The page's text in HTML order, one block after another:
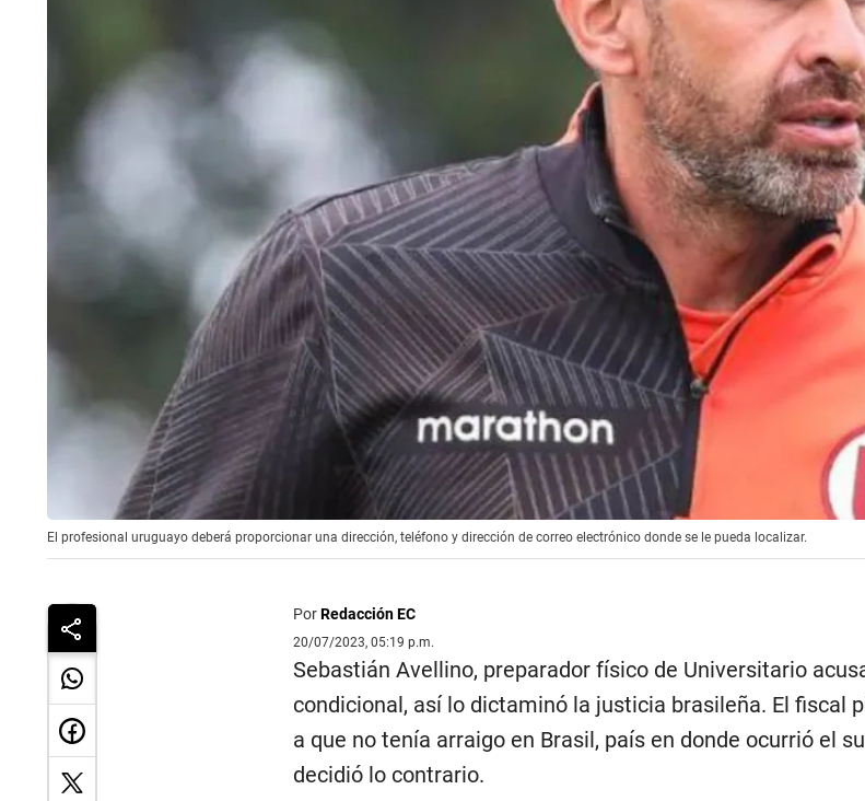
El profesional uruguayo deberá proporcionar una dirección, teléfono y dirección de correo electrónico donde se le pueda localizar.
PorRedacción EC
20/07/2023, 05:19 p.m.
Sebastián Avellino, preparador físico de Universitario
condicional, así lo dictaminó la justicia brasileña. El fiscal
a que no tenía arraigo en Brasil, país en donde ocurrió el
decidió lo contrario.